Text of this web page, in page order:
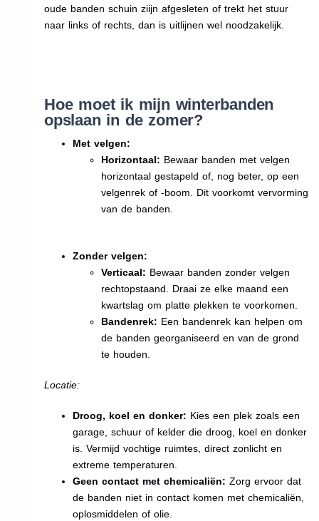
oude banden schuin ziijn afgesleten of trekt het stuur
naar links of rechts, dan is uitlijnen wel noodzakelijk.
Hoe moet ik mijn winterbanden
opslaan in de zomer?
Met velgen:
Horizontaal: Bewaar banden met velgen
horizontaal gestapeld of, nog beter, op een
velgenrek of -boom. Dit voorkomt vervorming
van de banden.
Zonder velgen:
Verticaal: Bewaar banden zonder velgen
rechtopstaand. Draai ze elke maand een
kwartslag om platte plekken te voorkomen.
Bandenrek: Een bandenrek kan helpen om
de banden georganiseerd en van de grond
te houden.
Locatie:
Droog, koel en donker: Kies een plek zoals een
garage, schuur of kelder die droog, koel en donker
is. Vermijd vochtige ruimtes, direct zonlicht en
extreme temperaturen.
Geen contact met chemicaliën: Zorg ervoor dat
de banden niet in contact komen met chemicaliën,
oplosmiddelen of olie.